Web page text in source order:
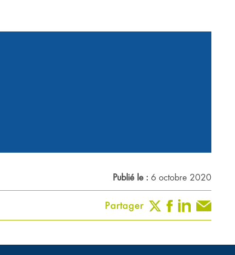
Publié le : 6 octobre 2020
Partager